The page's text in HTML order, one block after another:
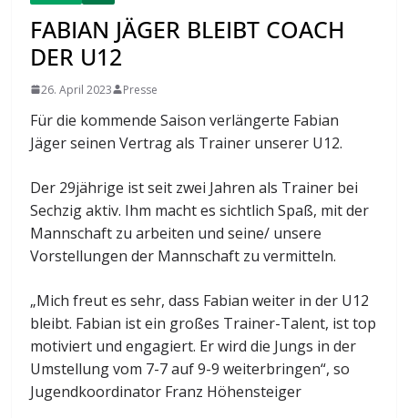
FABIAN JÄGER BLEIBT COACH
DER U12
26. April 2023 Presse
Für die kommende Saison verlängerte Fabian
Jäger seinen Vertrag als Trainer unserer U12.
Der 29jährige ist seit zwei Jahren als Trainer bei
Sechzig aktiv. Ihm macht es sichtlich Spaß, mit der
Mannschaft zu arbeiten und seine/ unsere
Vorstellungen der Mannschaft zu vermitteln.
„Mich freut es sehr, dass Fabian weiter in der U12
bleibt. Fabian ist ein großes Trainer-Talent, ist top
motiviert und engagiert. Er wird die Jungs in der
Umstellung vom 7-7 auf 9-9 weiterbringen“, so
Jugendkoordinator Franz Höhensteiger